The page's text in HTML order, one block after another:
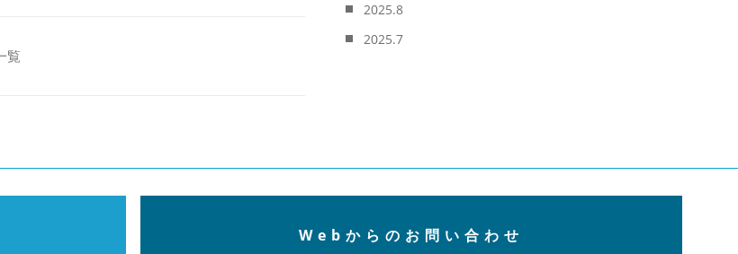
覧
2025.8
2025.7
Webからのお問い合わせ